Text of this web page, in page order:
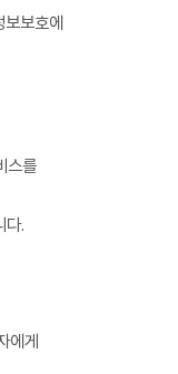
보호에
스를
다.
에게